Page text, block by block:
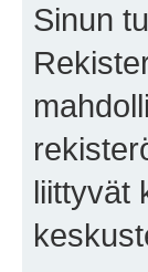
Sinun
liittyvät